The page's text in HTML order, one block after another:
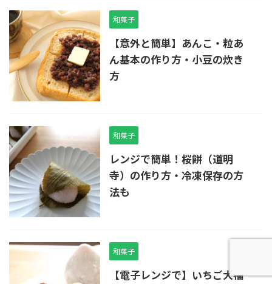
和菓子
【意外と簡単】あんこ・粒あ
ん基本の作り方・小豆の炊き
方
和菓子
レンジで簡単！桜餅（道明
寺）の作り方・冷凍保存の方
法も
和菓子
【電子レンジで】いちご大福